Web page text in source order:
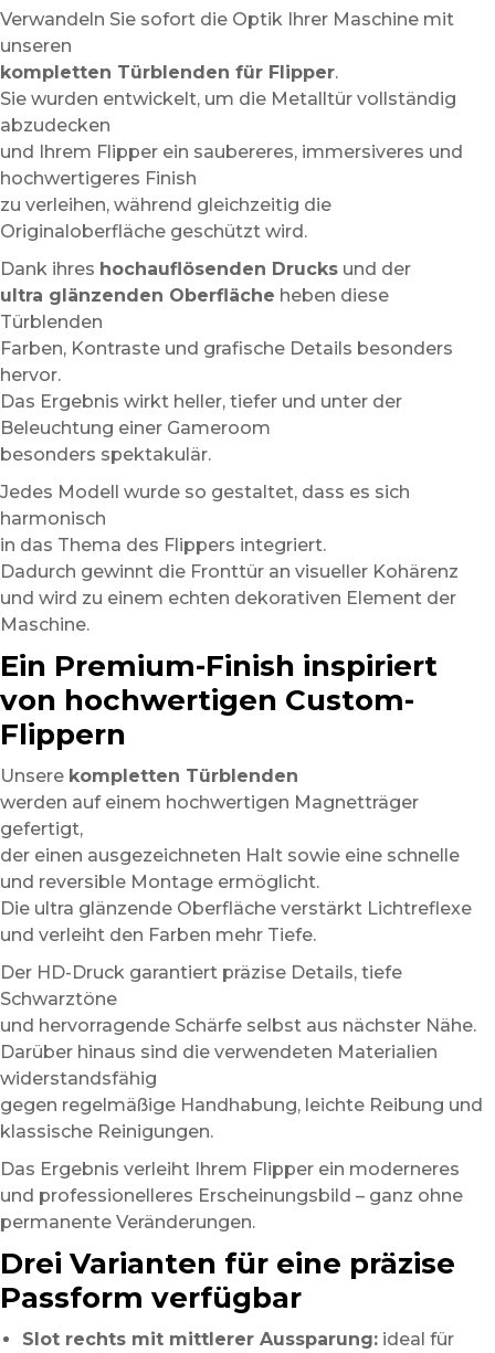
Verwandeln Sie sofort die Optik Ihrer Maschine mit
unseren
kompletten Türblenden für Flipper.
Sie wurden entwickelt, um die Metalltür vollständig
abzudecken
und Ihrem Flipper ein saubereres, immersiveres und
hochwertigeres Finish
zu verleihen, während gleichzeitig die
Originaloberfläche geschützt wird.
Dank ihres hochauflösenden Drucks und der
ultra glänzenden Oberfläche heben diese
Türblenden
Farben, Kontraste und grafische Details besonders
hervor.
Das Ergebnis wirkt heller, tiefer und unter der
Beleuchtung einer Gameroom
besonders spektakulär.
Jedes Modell wurde so gestaltet, dass es sich
harmonisch
in das Thema des Flippers integriert.
Dadurch gewinnt die Fronttür an visueller Kohärenz
und wird zu einem echten dekorativen Element der
Maschine.
Ein Premium-Finish inspiriert
von hochwertigen Custom-
Flippern
Unsere kompletten Türblenden
werden auf einem hochwertigen Magnetträger
gefertigt,
der einen ausgezeichneten Halt sowie eine schnelle
und reversible Montage ermöglicht.
Die ultra glänzende Oberfläche verstärkt Lichtreflexe
und verleiht den Farben mehr Tiefe.
Der HD-Druck garantiert präzise Details, tiefe
Schwarztöne
und hervorragende Schärfe selbst aus nächster Nähe.
Darüber hinaus sind die verwendeten Materialien
widerstandsfähig
gegen regelmäßige Handhabung, leichte Reibung und
klassische Reinigungen.
Das Ergebnis verleiht Ihrem Flipper ein moderneres
und professionelleres Erscheinungsbild – ganz ohne
permanente Veränderungen.
Drei Varianten für eine präzise
Passform verfügbar
Slot rechts mit mittlerer Aussparung: ideal für